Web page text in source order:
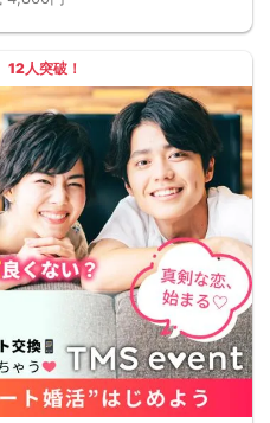
12人突破！